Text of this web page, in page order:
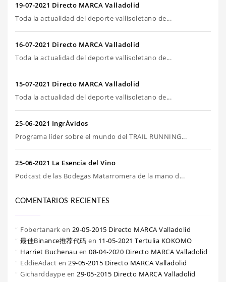
19-07-2021 Directo MARCA Valladolid
Toda la actualidad del deporte vallisoletano de...
16-07-2021 Directo MARCA Valladolid
Toda la actualidad del deporte vallisoletano de...
15-07-2021 Directo MARCA Valladolid
Toda la actualidad del deporte vallisoletano de...
25-06-2021 IngrÁvidos
Programa líder sobre el mundo del TRAIL RUNNING...
25-06-2021 La Esencia del Vino
Podcast de las Bodegas Matarromera de la mano d...
COMENTARIOS RECIENTES
Fobertanark en 29-05-2015 Directo MARCA Valladolid
最佳Binance推荐代码 en 11-05-2021 Tertulia KOKOMO
Harriet Buchenau en 08-04-2020 Directo MARCA Valladolid
EddieAdact en 29-05-2015 Directo MARCA Valladolid
Gicharddaype en 29-05-2015 Directo MARCA Valladolid